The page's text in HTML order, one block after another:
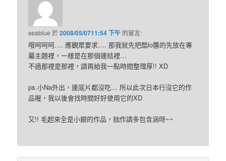
seablue 於2008/05/0711:54 下午 的留言:
哦呵呵呵…. 應觀眾要求…. 那我就先把酷lo醬的先放在專
屬主題裡，一樣是在那個連結裡…
不過那裡是那裡，請再給我一點時間整理厚!! XD
ps.小Na外出，連底片都沒吃… 所以此次日本行沒它的作
品喔，我以後會找時間好好使用它的XD
又!! 毛起來全是小銀的作品，拙作請多包含涵呀~~